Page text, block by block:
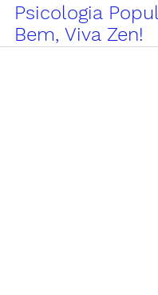
Psicologia
Bem, Viva Zen!